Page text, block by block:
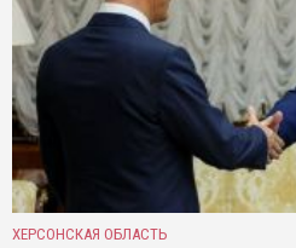
ХЕРСОНСКАЯ ОБЛАСТЬ